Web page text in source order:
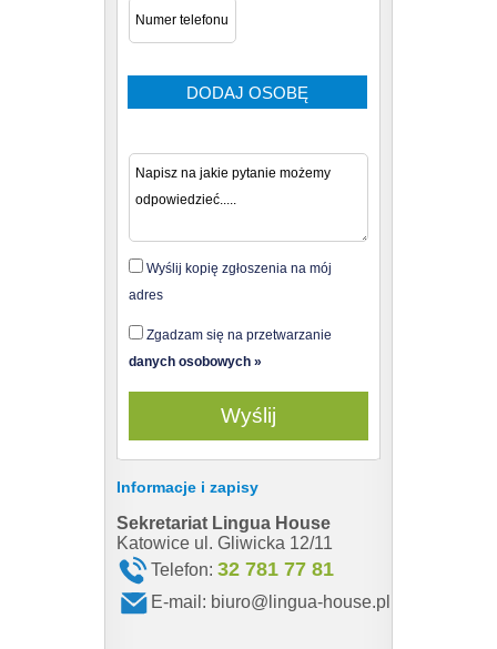
Wyślij kopię zgłoszenia na mój
adres
Zgadzam się na przetwarzanie
danych osobowych »
Informacje i zapisy
Sekretariat Lingua House
Katowice ul. Gliwicka 12/11
Telefon: 32 781 77 81
E-mail: biuro@lingua-house.pl